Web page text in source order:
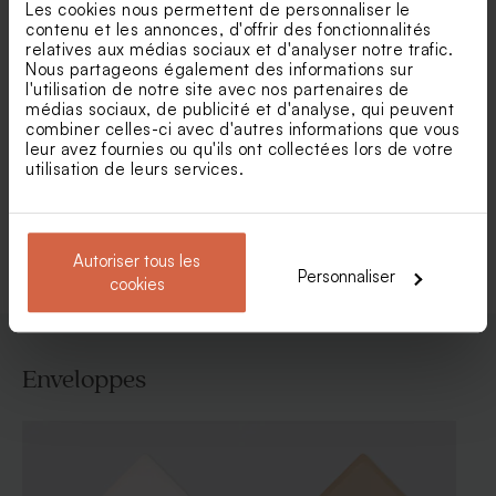
Les cookies nous permettent de personnaliser le
contenu et les annonces, d'offrir des fonctionnalités
relatives aux médias sociaux et d'analyser notre trafic.
Nous partageons également des informations sur
l'utilisation de notre site avec nos partenaires de
médias sociaux, de publicité et d'analyse, qui peuvent
combiner celles-ci avec d'autres informations que vous
leur avez fournies ou qu'ils ont collectées lors de votre
utilisation de leurs services.
Autoriser tous les
cookies
Personnaliser
Faire part naissance rayures
bleues et citron
Faire part naissance double
volets et bouquet floral
Voir toute la collection Faire-part naissance
Enveloppes